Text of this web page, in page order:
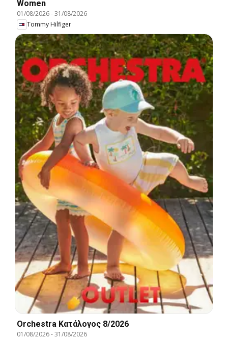
Women
01/08/2026-31/08/2026
Tommy Hilfiger
Orchestra Kατάλογος 8/2026
01/08/2026-31/08/2026